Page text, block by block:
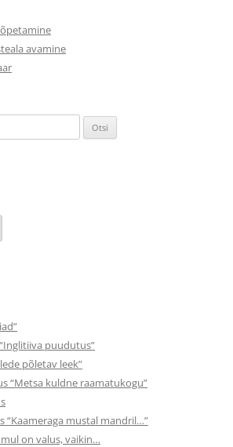
avamine
puudutus”
põletav leek”
“Metsa kuldne raamatukogu”
“Kaameraga mustal mandril…”
on valus, vaikin…